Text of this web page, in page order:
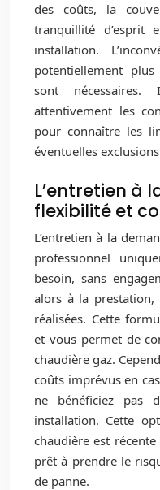
des coûts, la
tranquillité
installation.
potentiellement
sont
attentivement les
pour connaître les
éventuelles
L’entretien à
flexibilité et
L’entretien à la
professionnel
besoin, sans
alors à la
réalisées. Cette
et vous permet de
chaudière gaz.
coûts imprévus en
ne bénéficiez pas
installation. Cette
chaudière est
prêt à prendre le
de panne.